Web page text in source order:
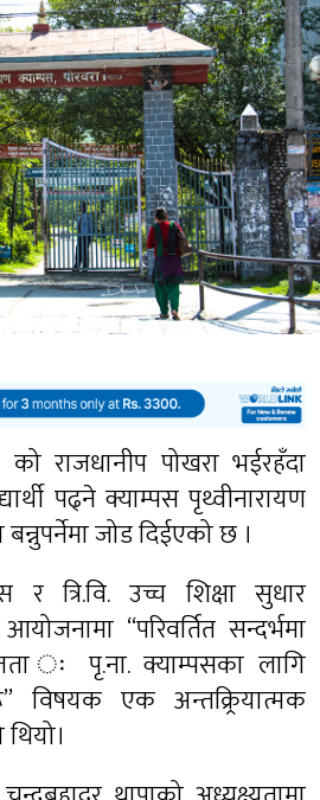
राजधानीप पोखरा भईरहँदा
पढ्ने क्याम्पस पृथ्वीनारायण
जोड दिईएको छ ।
र त्रि.वि. उच्च शिक्षा सुधार
“परिवर्तित सन्दर्भमा
ः पृ.ना. क्याम्पसका लागि
विषयक एक अन्तक्र्रियात्मक